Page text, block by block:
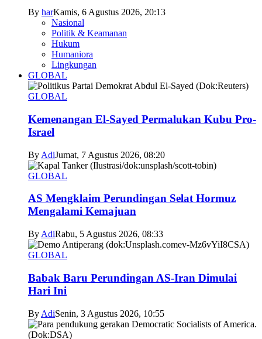
By harKamis, 6 Agustus 2026, 20:13
Nasional
Politik & Keamanan
Hukum
Humaniora
Lingkungan
GLOBAL
GLOBAL
Kemenangan El-Sayed Permalukan Kubu Pro-
Israel
By AdiJumat, 7 Agustus 2026, 08:20
GLOBAL
AS Mengklaim Perundingan Selat Hormuz
Mengalami Kemajuan
By AdiRabu, 5 Agustus 2026, 08:33
GLOBAL
Babak Baru Perundingan AS-Iran Dimulai
Hari Ini
By AdiSenin, 3 Agustus 2026, 10:55